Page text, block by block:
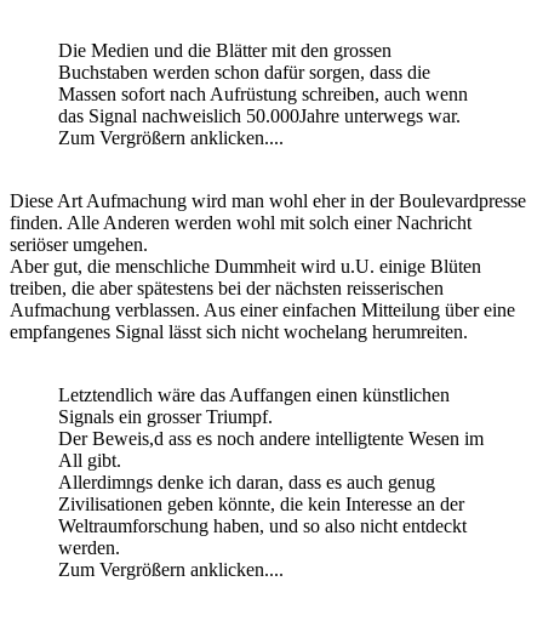
Die Medien und die Blätter mit den grossen
Buchstaben werden schon dafür sorgen, dass die
Massen sofort nach Aufrüstung schreiben, auch wenn
das Signal nachweislich 50.000Jahre unterwegs war.
Zum Vergrößern anklicken....
Diese Art Aufmachung wird man wohl eher in der Boulevardpresse
finden. Alle Anderen werden wohl mit solch einer Nachricht
seriöser umgehen.
Aber gut, die menschliche Dummheit wird u.U. einige Blüten
treiben, die aber spätestens bei der nächsten reisserischen
Aufmachung verblassen. Aus einer einfachen Mitteilung über eine
empfangenes Signal lässt sich nicht wochelang herumreiten.
Letztendlich wäre das Auffangen einen künstlichen
Signals ein grosser Triumpf.
Der Beweis,d ass es noch andere intelligtente Wesen im
All gibt.
Allerdimngs denke ich daran, dass es auch genug
Zivilisationen geben könnte, die kein Interesse an der
Weltraumforschung haben, und so also nicht entdeckt
werden.
Zum Vergrößern anklicken....